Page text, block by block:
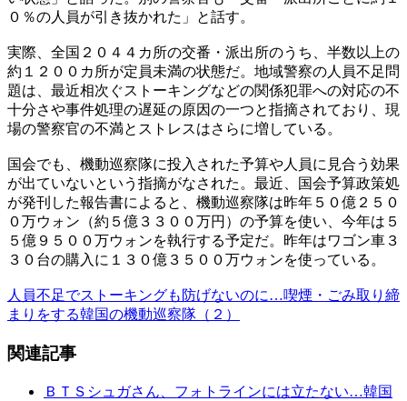
０％の人員が引き抜かれた」と話す。
実際、全国２０４４カ所の交番・派出所のうち、半数以上の
約１２００カ所が定員未満の状態だ。地域警察の人員不足問
題は、最近相次ぐストーキングなどの関係犯罪への対応の不
十分さや事件処理の遅延の原因の一つと指摘されており、現
場の警察官の不満とストレスはさらに増している。
国会でも、機動巡察隊に投入された予算や人員に見合う効果
が出ていないという指摘がなされた。最近、国会予算政策処
が発刊した報告書によると、機動巡察隊は昨年５０億２５０
０万ウォン（約５億３３００万円）の予算を使い、今年は５
５億９５００万ウォンを執行する予定だ。昨年はワゴン車３
３０台の購入に１３０億３５００万ウォンを使っている。
人員不足でストーキングも防げないのに…喫煙・ごみ取り締
まりをする韓国の機動巡察隊（２）
関連記事
ＢＴＳシュガさん、フォトラインには立たない…韓国